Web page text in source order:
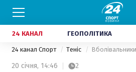
24 КАНАЛ ГЕОПОЛІТИКА
24 канал Спорт Теніс
20 січня, 14:46 2